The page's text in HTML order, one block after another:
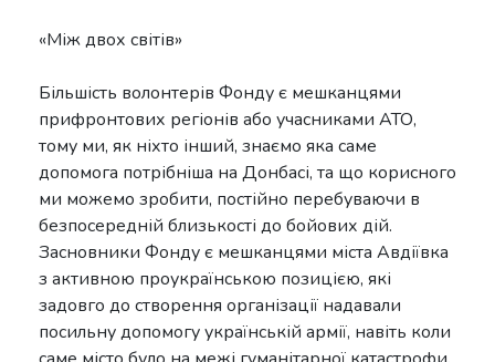
«Між двох світів»
Більшість волонтерів Фонду є мешканцями
прифронтових регіонів або учасниками АТО,
тому ми, як ніхто інший, знаємо яка саме
допомога потрібніша на Донбасі, та що корисного
ми можемо зробити, постійно перебуваючи в
безпосередній близькості до бойових дій.
Засновники Фонду є мешканцями міста Авдіївка
з активною проукраїнською позицією, які
задовго до створення організації надавали
посильну допомогу українській армії, навіть коли